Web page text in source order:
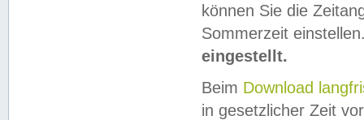
können Sie die
Sommerzeit
eingestellt.
Beim Download
in gesetzlicher Zeit